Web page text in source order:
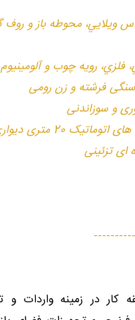
کار در زمینه واردات